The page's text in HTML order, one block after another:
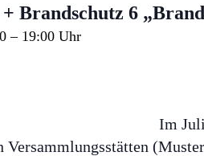
Brandschutz 6
– 19:00
Im
Versammlungsstätten